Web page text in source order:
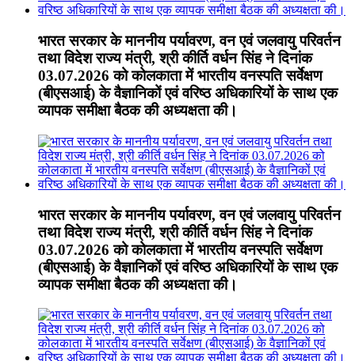
भारत सरकार के माननीय पर्यावरण, वन एवं जलवायु परिवर्तन
तथा विदेश राज्य मंत्री, श्री कीर्ति वर्धन सिंह ने दिनांक
03.07.2026 को कोलकाता में भारतीय वनस्पति सर्वेक्षण
(बीएसआई) के वैज्ञानिकों एवं वरिष्ठ अधिकारियों के साथ एक
व्यापक समीक्षा बैठक की अध्यक्षता की।
भारत सरकार के माननीय पर्यावरण, वन एवं जलवायु परिवर्तन
तथा विदेश राज्य मंत्री, श्री कीर्ति वर्धन सिंह ने दिनांक
03.07.2026 को कोलकाता में भारतीय वनस्पति सर्वेक्षण
(बीएसआई) के वैज्ञानिकों एवं वरिष्ठ अधिकारियों के साथ एक
व्यापक समीक्षा बैठक की अध्यक्षता की।